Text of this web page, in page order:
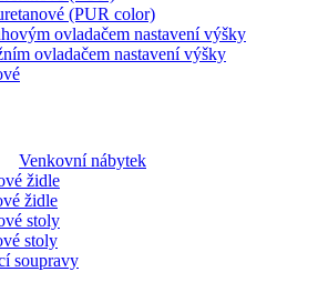
(PUR color)
ovladačem nastavení výšky
ovladačem nastavení výšky
Venkovní nábytek
židle
židle
stoly
stoly
soupravy